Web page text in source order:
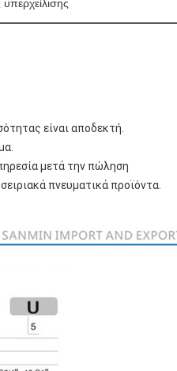
είναι αποδεκτή.
μετά την πώληση
πνευματικά προϊόντα.